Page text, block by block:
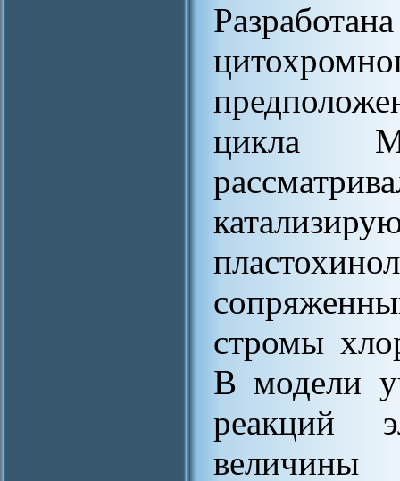
цикла
стромы
В модели
реакций